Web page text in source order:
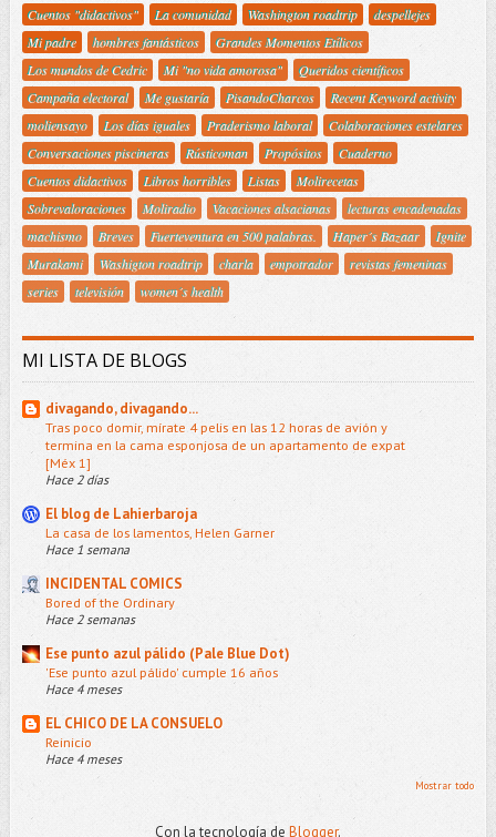
Cuentos "didactivos"
La comunidad Washington roadtrip
despellejes
Mi padre
hombres fantásticos
Grandes Momentos Etílicos
Los mundos de Cedric
Mi "no vida amorosa"
Queridos científicos
Campaña electoral
Me gustaría PisandoCharcos
Recent Keyword activity
moliensayo
Los días iguales Praderismo laboral
Colaboraciones estelares
Conversaciones piscineras
Rústicoman Propósitos
Cuaderno
Cuentos didactivos
Libros horribles Listas
Molirecetas
Sobrevaloraciones
Moliradio Vacaciones alsacianas
lecturas encadenadas
machismo
Breves Fuerteventura en 500 palabras. Haper´s Bazaar
Ignite
Murakami
Washigton roadtrip charla empotrador
revistas femeninas
series
televisión women´s health
MI LISTA DE BLOGS
divagando, divagando...
Tras poco domir, mírate 4 pelis en las 12 horas de avión y
termina en la cama esponjosa de un apartamento de expat
[Méx 1]
Hace 2 días
El blog de Lahierbaroja
La casa de los lamentos, Helen Garner
Hace 1 semana
INCIDENTAL COMICS
Bored of the Ordinary
Hace 2 semanas
Ese punto azul pálido (Pale Blue Dot)
'Ese punto azul pálido' cumple 16 años
Hace 4 meses
EL CHICO DE LA CONSUELO
Reinicio
Hace 4 meses
Mostrar todo
Con la tecnología de Blogger.